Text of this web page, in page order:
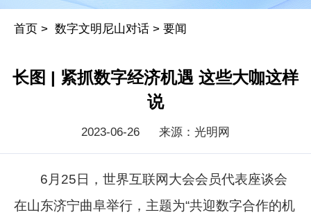
首页 > 数字文明尼山对话 >要闻
长图 | 紧抓数字经济机遇 这些大咖这样
说
2023-06-26 来源：光明网
6月25日，世界互联网大会会员代表座谈会
在山东济宁曲阜举行，主题为“共迎数字合作的机